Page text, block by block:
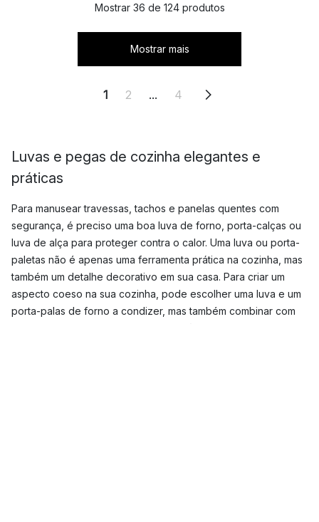
Mostrar 36 de 124 produtos
Mostrar mais
1 2 ... 4
Luvas e pegas de cozinha elegantes e
práticas
Para manusear travessas, tachos e panelas quentes com
segurança, é preciso uma boa luva de forno, porta-calças ou
luva de alça para proteger contra o calor. Uma luva ou porta-
paletas não é apenas uma ferramenta prática na cozinha, mas
também um detalhe decorativo em sua casa. Para criar um
aspecto coeso na sua cozinha, pode escolher uma luva e um
porta-palas de forno a condizer, mas também combinar com